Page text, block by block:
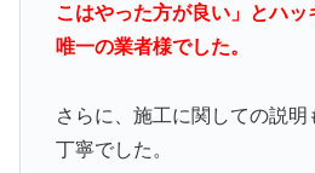
こはやった方が良い」とハッ
唯一の業者様でした。
さらに、施工に関しての説明
丁寧でした。